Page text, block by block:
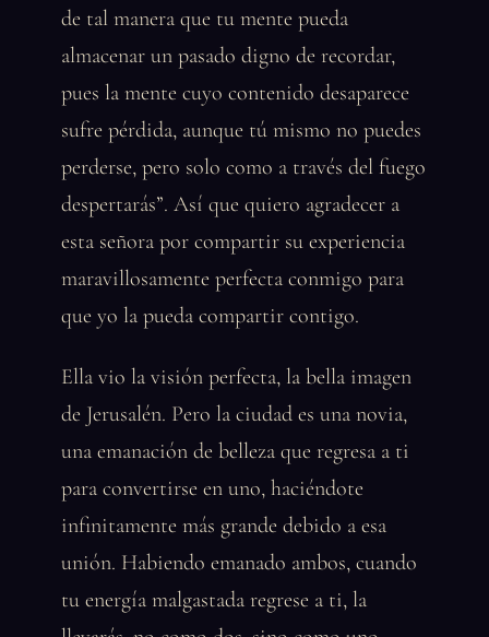
de tal manera que tu mente pueda
almacenar un pasado digno de recordar,
pues la mente cuyo contenido desaparece
sufre pérdida, aunque tú mismo no puedes
perderse, pero solo como a través del fuego
despertarás”. Así que quiero agradecer a
esta señora por compartir su experiencia
maravillosamente perfecta conmigo para
que yo la pueda compartir contigo.
Ella vio la visión perfecta, la bella imagen
de Jerusalén. Pero la ciudad es una novia,
una emanación de belleza que regresa a ti
para convertirse en uno, haciéndote
infinitamente más grande debido a esa
unión. Habiendo emanado ambos, cuando
tu energía malgastada regrese a ti, la